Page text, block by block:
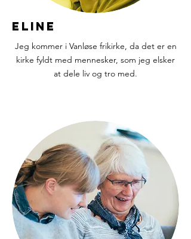
Eline
Jeg kommer i Vanløse frikirke, da det er en
kirke fyldt med mennesker, som jeg elsker
at dele liv og tro med.